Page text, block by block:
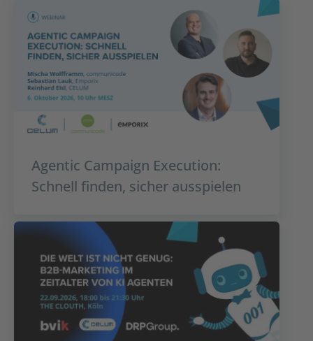
Agentic Campaign Execution:
Schnell finden, sicher ausspielen